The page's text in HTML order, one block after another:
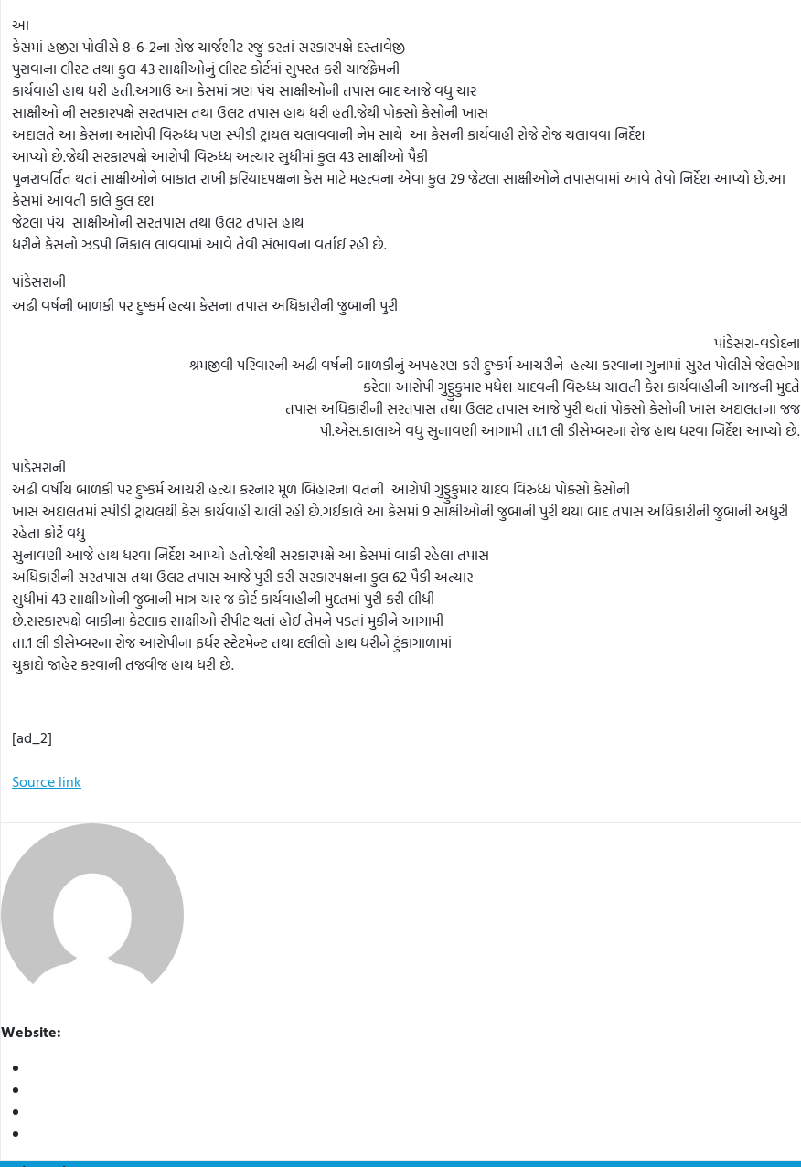
આ
કેસમાં હજીરા પોલીસે 8-6-2ના રોજ ચાર્જશીટ રજુ કરતાં સરકારપક્ષે દસ્તાવેજી
પુરાવાના લીસ્ટ તથા કુલ 43 સાક્ષીઓનું લીસ્ટ કોર્ટમાં સુપરત કરી ચાર્જફ્રેમની
કાર્યવાહી હાથ ધરી હતી.અગાઉ આ કેસમાં ત્રણ પંચ સાક્ષીઓની તપાસ બાદ આજે વધુ ચાર
સાક્ષીઓ ની સરકારપક્ષે સરતપાસ તથા ઉલટ તપાસ હાથ ધરી હતી.જેથી પોક્સો કેસોની ખાસ
અદાલતે આ કેસના આરોપી વિરુધ્ધ પણ સ્પીડી ટ્રાયલ ચલાવવાની નેમ સાથે આ કેસની કાર્યવાહી રોજે રોજ ચલાવવા નિર્દેશ
આપ્યો છે.જેથી સરકારપક્ષે આરોપી વિરુધ્ધ અત્યાર સુધીમાં કુલ 43 સાક્ષીઓ પૈકી
પુનરાવર્તિત થતાં સાક્ષીઓને બાકાત રાખી ફરિયાદપક્ષના કેસ માટે મહત્વના એવા કુલ 29 જેટલા સાક્ષીઓને તપાસવામાં આવે તેવો નિર્દેશ આપ્યો છે.આ
કેસમાં આવતી કાલે કુલ દશ
જેટલા પંચ સાક્ષીઓની સરતપાસ તથા ઉલટ તપાસ હાથ
ધરીને કેસનો ઝડપી નિકાલ લાવવામાં આવે તેવી સંભાવના વર્તાઈ રહી છે.
પાંડેસરાની
અઢી વર્ષની બાળકી પર દુષ્કર્મ હત્યા કેસના તપાસ અધિકારીની જુબાની પુરી
પાંડેસરા-વડોદના
શ્રમજીવી પરિવારની અઢી વર્ષની બાળકીનું અપહરણ કરી દુષ્કર્મ આચરીને હત્યા કરવાના ગુનામાં સુરત પોલીસે જેલભેગા
કરેલા આરોપી ગુડ્ડુકુમાર મધેશ યાદવની વિરુધ્ધ ચાલતી કેસ કાર્યવાહીની આજની મુદતે
તપાસ અધિકારીની સરતપાસ તથા ઉલટ તપાસ આજે પુરી થતાં પોક્સો કેસોની ખાસ અદાલતના જજ
પી.એસ.કાલાએ વધુ સુનાવણી આગામી તા.1 લી ડીસેમ્બરના રોજ હાથ ધરવા નિર્દેશ આપ્યો છે.
પાંડેસરાની
અઢી વર્ષીય બાળકી પર દુષ્કર્મ આચરી હત્યા કરનાર મૂળ બિહારના વતની આરોપી ગુડ્ડુકુમાર યાદવ વિરુધ્ધ પોક્સો કેસોની
ખાસ અદાલતમાં સ્પીડી ટ્રાયલથી કેસ કાર્યવાહી ચાલી રહી છે.ગઈકાલે આ કેસમાં 9 સાક્ષીઓની જુબાની પુરી થયા બાદ તપાસ અધિકારીની જુબાની અધુરી
રહેતા કોર્ટે વધુ
સુનાવણી આજે હાથ ધરવા નિર્દેશ આપ્યો હતો.જેથી સરકારપક્ષે આ કેસમાં બાકી રહેલા તપાસ
અધિકારીની સરતપાસ તથા ઉલટ તપાસ આજે પુરી કરી સરકારપક્ષના કુલ 62 પૈકી અત્યાર
સુધીમાં 43 સાક્ષીઓની જુબાની માત્ર ચાર જ કોર્ટ કાર્યવાહીની મુદતમાં પુરી કરી લીધી
છે.સરકારપક્ષે બાકીના કેટલાક સાક્ષીઓ રીપીટ થતાં હોઈ તેમને પડતાં મુકીને આગામી
તા.1 લી ડીસેમ્બરના રોજ આરોપીના ફર્ધર સ્ટેટમેન્ટ તથા દલીલો હાથ ધરીને ટુંકાગાળામાં
ચુકાદો જાહેર કરવાની તજવીજ હાથ ધરી છે.
[ad_2]
Source link
Website: